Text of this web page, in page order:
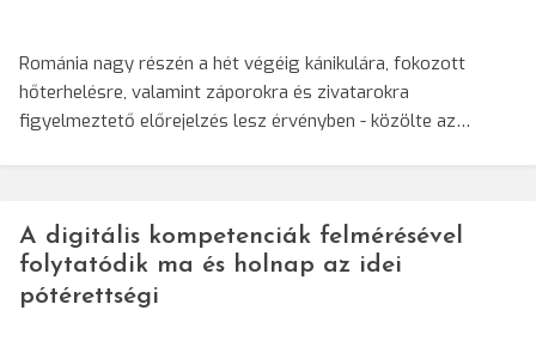
Románia nagy részén a hét végéig kánikulára, fokozott
hőterhelésre, valamint záporokra és zivatarokra
figyelmeztető előrejelzés lesz érvényben - közölte az…
A digitális kompetenciák felmérésével
folytatódik ma és holnap az idei
pótérettségi